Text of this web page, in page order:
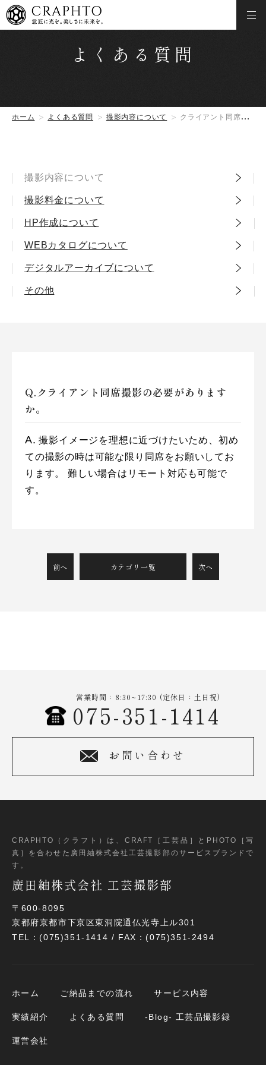
よくある質問
ホーム よくある質問 撮影内容について クライアント同席撮影の必要がありますか。
撮影内容について
撮影料金について
HP作成について
WEBカタログについて
デジタルアーカイブについて
その他
クライアント同席撮影の必要があります
か。
撮影イメージを理想に近づけたいため、初め
ての撮影の時は可能な限り同席をお願いしてお
ります。
難しい場合はリモート対応も可能で
す。
前へ カテゴリ一覧 次へ
営業時間：8:30~17:30 (定休日：土日祝)
075-351-1414
お問い合わせ
CRAPHTO（クラフト）は、CRAFT［工芸品］とPHOTO［写
真］ を合わせた廣田紬株式会社工芸撮影部のサービスブランドで
す。
廣田紬株式会社 工芸撮影部
〒600-8095
京都府京都市下京区東洞院通仏光寺上ル301
TEL：(075)351-1414 / FAX：(075)351-2494
ホーム ご納品までの流れ サービス内容
実績紹介 よくある質問 -Blog- 工芸品撮影録
運営会社